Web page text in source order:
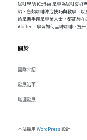
咖啡學院 iCoffee 是專為咖啡愛好
紹、各類咖啡沖泡技巧與教學，
論是新手還是專業人士，都能夠
iCoffee，學習如何品味咖啡，提
關於
團隊介紹
發展沿革
職涯發展
本站採用 WordPress設計